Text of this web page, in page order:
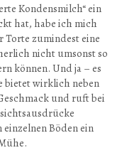
Kondensmilch“ ein
hat, habe ich mich
zumindest eine
nicht umsonst so
können. Und ja – es
bietet wirklich neben
und ruft bei
Böden ein